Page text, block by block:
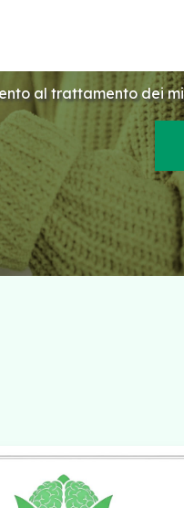
al trattamento dei